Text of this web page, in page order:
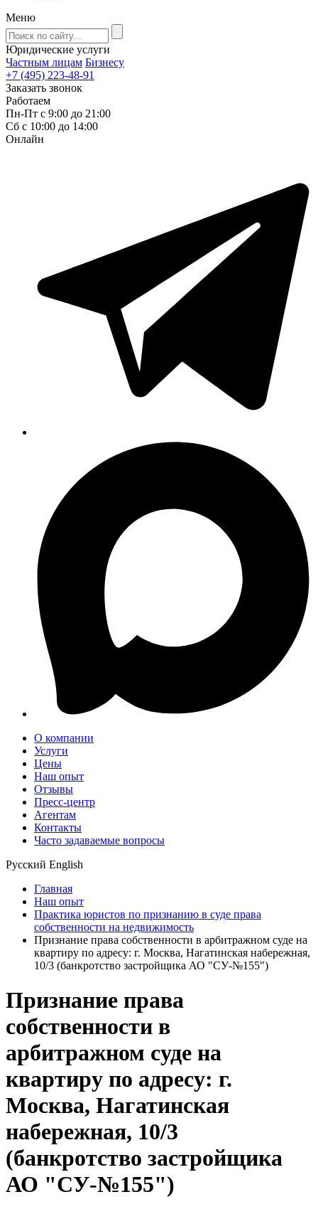
Меню
Юридические услуги
Частным лицам Бизнесу
+7 (495) 223-48-91
Заказать звонок
Работаем
Пн-Пт с 9:00 до 21:00
Сб с 10:00 до 14:00
Онлайн
О компании
Услуги
Цены
Наш опыт
Отзывы
Пресс-центр
Агентам
Контакты
Часто задаваемые вопросы
Русский English
Главная
Наш опыт
Практика юристов по признанию в суде права
собственности на недвижимость
Признание права собственности в арбитражном суде на
квартиру по адресу: г. Москва, Нагатинская набережная,
10/3 (банкротство застройщика АО "СУ-№155")
Признание права
собственности в
арбитражном суде на
квартиру по адресу: г.
Москва, Нагатинская
набережная, 10/3
(банкротство застройщика
АО "СУ-№155")